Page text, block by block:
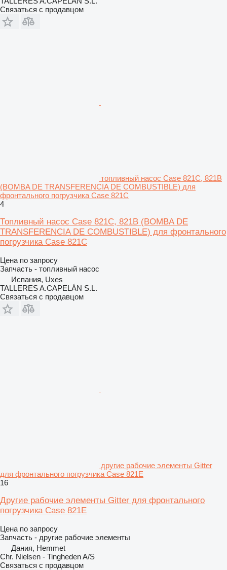
Связаться с продавцом
топливный насос Case 821C, 821B
(BOMBA DE TRANSFERENCIA DE COMBUSTIBLE) для
фронтального погрузчика Case 821C
4
Топливный насос Case 821C, 821B (BOMBA DE
TRANSFERENCIA DE COMBUSTIBLE) для фронтального
погрузчика Case 821C
Цена по запросу
Запчасть - топливный насос
Испания, Uxes
TALLERES A.CAPELÁN S.L.
Связаться с продавцом
другие рабочие элементы Gitter
для фронтального погрузчика Case 821E
16
Другие рабочие элементы Gitter для фронтального
погрузчика Case 821E
Цена по запросу
Запчасть - другие рабочие элементы
Дания, Hemmet
Chr. Nielsen - Tingheden A/S
Связаться с продавцом